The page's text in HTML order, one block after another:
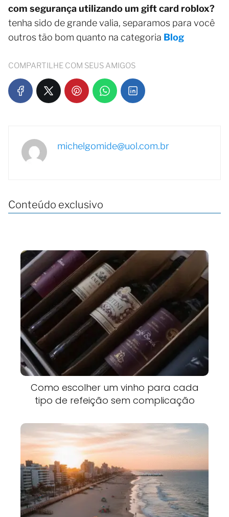
com segurança utilizando um gift card roblox?
tenha sido de grande valia, separamos para você
outros tão bom quanto na categoria Blog
COMPARTILHE COM SEUS AMIGOS
michelgomide@uol.com.br
Conteúdo exclusivo
Como escolher um vinho para cada
tipo de refeição sem complicação